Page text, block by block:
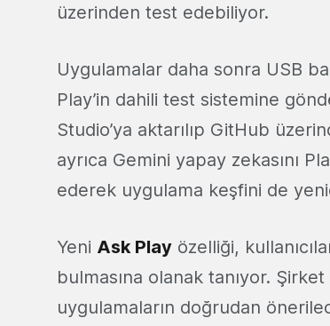
üzerinden test edebiliyor.
Uygulamalar daha sonra USB
Play’in dahili test sistemine
Studio’ya aktarılıp GitHub
ayrıca Gemini yapay zekasını
ederek uygulama keşfini de
Yeni Ask Play özelliği,
bulmasına olanak tanıyor.
uygulamaların doğrudan